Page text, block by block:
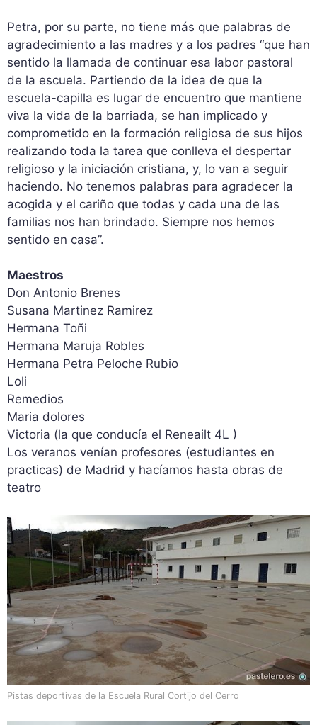
Petra, por su parte, no tiene más que palabras de
agradecimiento a las madres y a los padres “que han
sentido la llamada de continuar esa labor pastoral
de la escuela. Partiendo de la idea de que la
escuela-capilla es lugar de encuentro que mantiene
viva la vida de la barriada, se han implicado y
comprometido en la formación religiosa de sus hijos
realizando toda la tarea que conlleva el despertar
religioso y la iniciación cristiana, y, lo van a seguir
haciendo. No tenemos palabras para agradecer la
acogida y el cariño que todas y cada una de las
familias nos han brindado. Siempre nos hemos
sentido en casa”.
Maestros
Don Antonio Brenes
Susana Martinez Ramirez
Hermana Toñi
Hermana Maruja Robles
Hermana Petra Peloche Rubio
Loli
Remedios
Maria dolores
Victoria (la que conducía el Reneailt 4L )
Los veranos venían profesores (estudiantes en
practicas) de Madrid y hacíamos hasta obras de
teatro
Pistas deportivas de la Escuela Rural Cortijo del Cerro